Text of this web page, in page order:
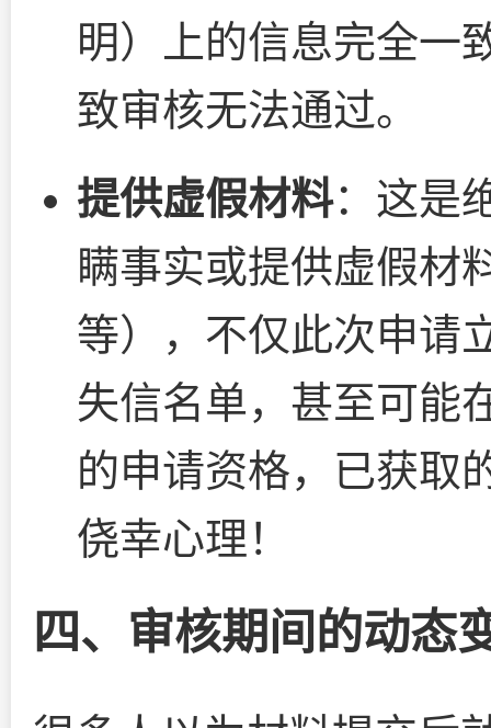
明）上的信息完全一
致审核无法通过。
提供虚假材料：这是
瞒事实或提供虚假材
等），不仅此次申请
失信名单，甚至可能
的申请资格，已获取
侥幸心理！
四、审核期间的动态